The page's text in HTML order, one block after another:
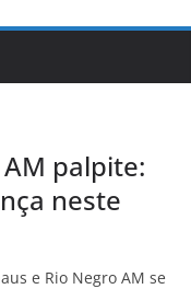
palpite:
neste
e Rio Negro AM se